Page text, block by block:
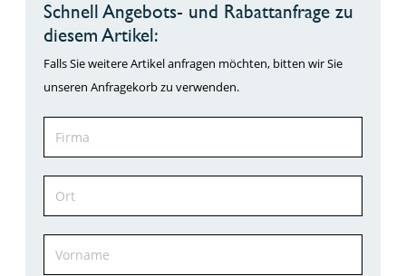
Schnell Angebots- und Rabattanfrage zu
diesem Artikel:
Falls Sie weitere Artikel anfragen möchten, bitten wir Sie
unseren Anfragekorb zu verwenden.